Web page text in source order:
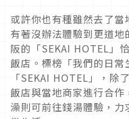
或許你也有種雖然去了
有著沒辦法體驗到更道
阪的「SEKAI HOTEL」
飯店。標榜「我們的日
「SEKAI HOTEL」，除
飯店與當地商家進行合
澡則可前往錢湯體驗，